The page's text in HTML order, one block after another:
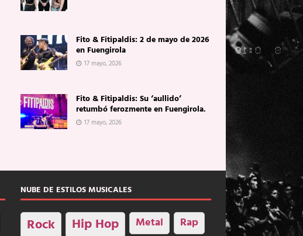
Fito & Fitipaldis: 2 de mayo de 2026
en Fuengirola
17 mayo, 2026
Fito & Fitipaldis: Su ‘aullido’
retumbó ferozmente en Fuengirola.
17 mayo, 2026
NUBE DE ESTILOS MUSICALES
Rock Hip Hop Metal Rap